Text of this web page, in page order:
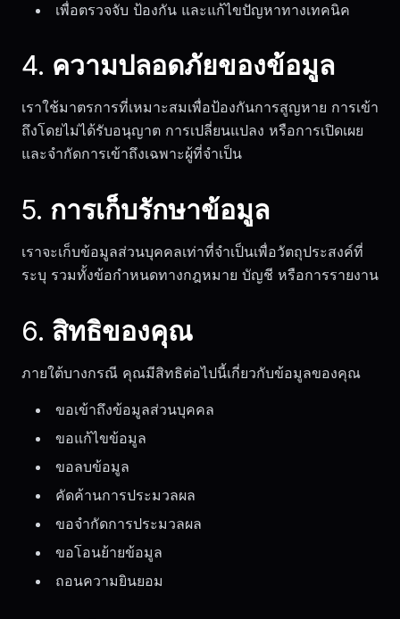
เพื่อตรวจจับ ป้องกัน และแก้ไขปัญหาทางเทคนิค
4. ความปลอดภัยของข้อมูล
เราใช้มาตรการที่เหมาะสมเพื่อป้องกันการสูญหาย การเข้า
ถึงโดยไม่ได้รับอนุญาต การเปลี่ยนแปลง หรือการเปิดเผย
และจำกัดการเข้าถึงเฉพาะผู้ที่จำเป็น
5. การเก็บรักษาข้อมูล
เราจะเก็บข้อมูลส่วนบุคคลเท่าที่จำเป็นเพื่อวัตถุประสงค์ที่
ระบุ รวมทั้งข้อกำหนดทางกฎหมาย บัญชี หรือการรายงาน
6. สิทธิของคุณ
ภายใต้บางกรณี คุณมีสิทธิต่อไปนี้เกี่ยวกับข้อมูลของคุณ
ขอเข้าถึงข้อมูลส่วนบุคคล
ขอแก้ไขข้อมูล
ขอลบข้อมูล
คัดค้านการประมวลผล
ขอจำกัดการประมวลผล
ขอโอนย้ายข้อมูล
ถอนความยินยอม